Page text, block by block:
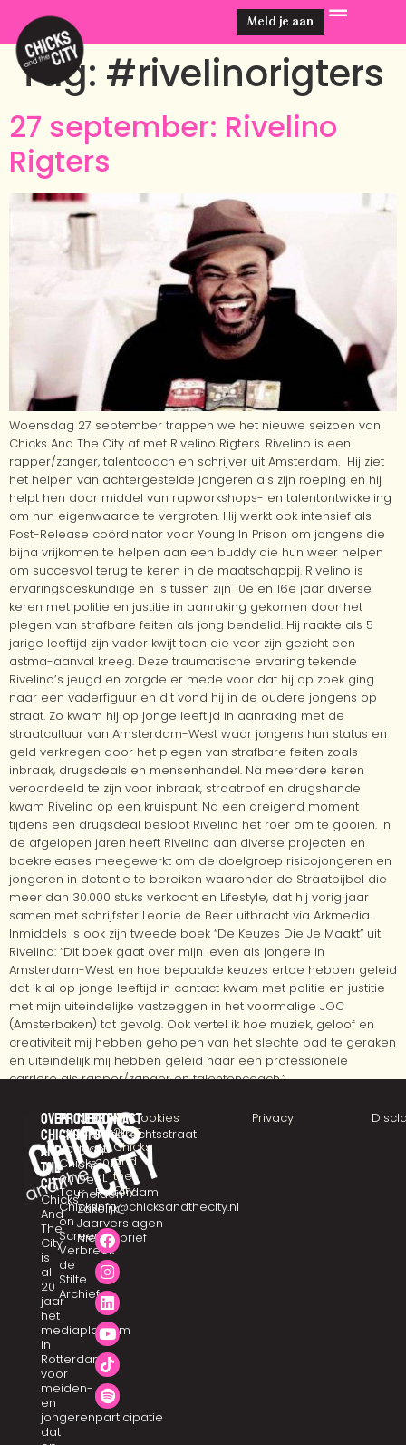
Meld je aan
Tag: #rivelinorigters
27 september: Rivelino
Rigters
Woensdag 27 september trappen we het nieuwe seizoen van
Chicks And The City af met Rivelino Rigters. Rivelino is een
rapper/zanger, talentcoach en schrijver uit Amsterdam. Hij ziet
het helpen van achtergestelde jongeren als zijn roeping en hij
helpt hen door middel van rapworkshops- en talentontwikkeling
om hun eigenwaarde te vergroten. Hij werkt ook intensief als
Post-Release coördinator voor Young In Prison om jongens die
bijna vrijkomen te helpen aan een buddy die hun weer helpen
om succesvol terug te keren in de maatschappij. Rivelino is
ervaringsdeskundige en is tussen zijn 10e en 16e jaar diverse
keren met politie en justitie in aanraking gekomen door het
plegen van strafbare feiten als jong bendelid. Hij raakte als 5
jarige leeftijd zijn vader kwijt toen die voor zijn gezicht een
astma-aanval kreeg. Deze traumatische ervaring tekende
Rivelino’s jeugd en zorgde er mede voor dat hij op zoek ging
naar een vaderfiguur en dit vond hij in de oudere jongens op
straat. Zo kwam hij op jonge leeftijd in aanraking met de
straatcultuur van Amsterdam-West waar jongens hun status en
geld verkregen door het plegen van strafbare feiten zoals
inbraak, drugsdeals en mensenhandel. Na meerdere keren
veroordeeld te zijn voor inbraak, straatroof en drugshandel
kwam Rivelino op een kruispunt. Na een dreigend moment
tijdens een drugsdeal besloot Rivelino het roer om te gooien. In
de afgelopen jaren heeft Rivelino aan diverse projecten en
boekreleases meegewerkt om de doelgroep risicojongeren en
jongeren in detentie te bereiken waaronder de Straatbijbel die
meer dan 30.000 stuks verkocht en Lifestyle, dat hij vorig jaar
samen met schrijfster Leonie de Beer uitbracht via Arkmedia.
Inmiddels is ook zijn tweede boek “De Keuzes Die Je Maakt” uit.
Rivelino: “Dit boek gaat over mijn leven als jongere in
Amsterdam-West en hoe bepaalde keuzes ertoe hebben geleid
dat ik al op jonge leeftijd in contact kwam met politie en justitie
met mijn uiteindelijke vastzeggen in het voormalige JOC
(Amsterbaken) tot gevolg. Ook vertel ik hoe muziek, geloof en
creativiteit mij hebben geholpen van het slechte pad te geraken
en uiteindelijk mij hebben geleid naar een professionele
carriere als rapper/zanger en talentencoach.”
Over
chicks
and
the
city
Chicks
And
The
City
is
al
20
jaar
het
mediaplatform
in
Rotterdam
voor
meiden-
en
jongerenparticipatie
dat
Projecten
CHICKSTALK
Podcast
Chicks
on
Tour
Chicks
on
Screen
Verbreek
de
Stilte
Archief
Meer
info
Over
ons
De
meiden
Zakelijk
Jaarverslagen
Nieuwsbrief
Contact
Eendrachtsstraat
10
3012
XL
Rotterdam
info@chicksandthecity.nl
©
2025
Chicks
and
the
City
Cookies Privacy